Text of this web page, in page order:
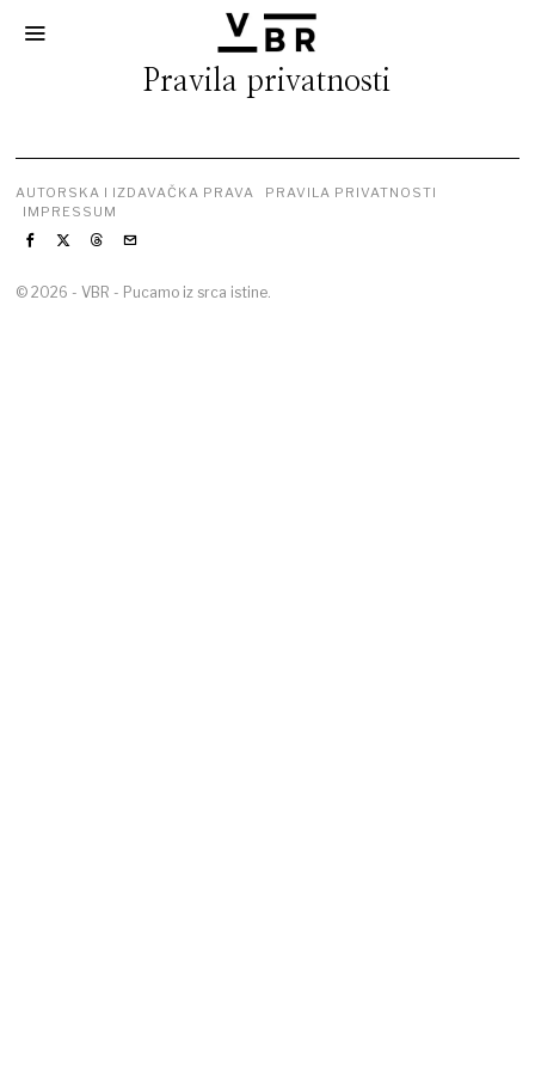
Pravila privatnosti
AUTORSKA I IZDAVAČKA PRAVA
PRAVILA PRIVATNOSTI
IMPRESSUM
©2026 - VBR - Pucamo iz srca istine.